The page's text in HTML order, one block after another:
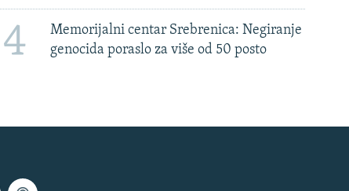
4
Memorijalni centar Srebrenica: Negiranje
genocida poraslo za više od 50 posto